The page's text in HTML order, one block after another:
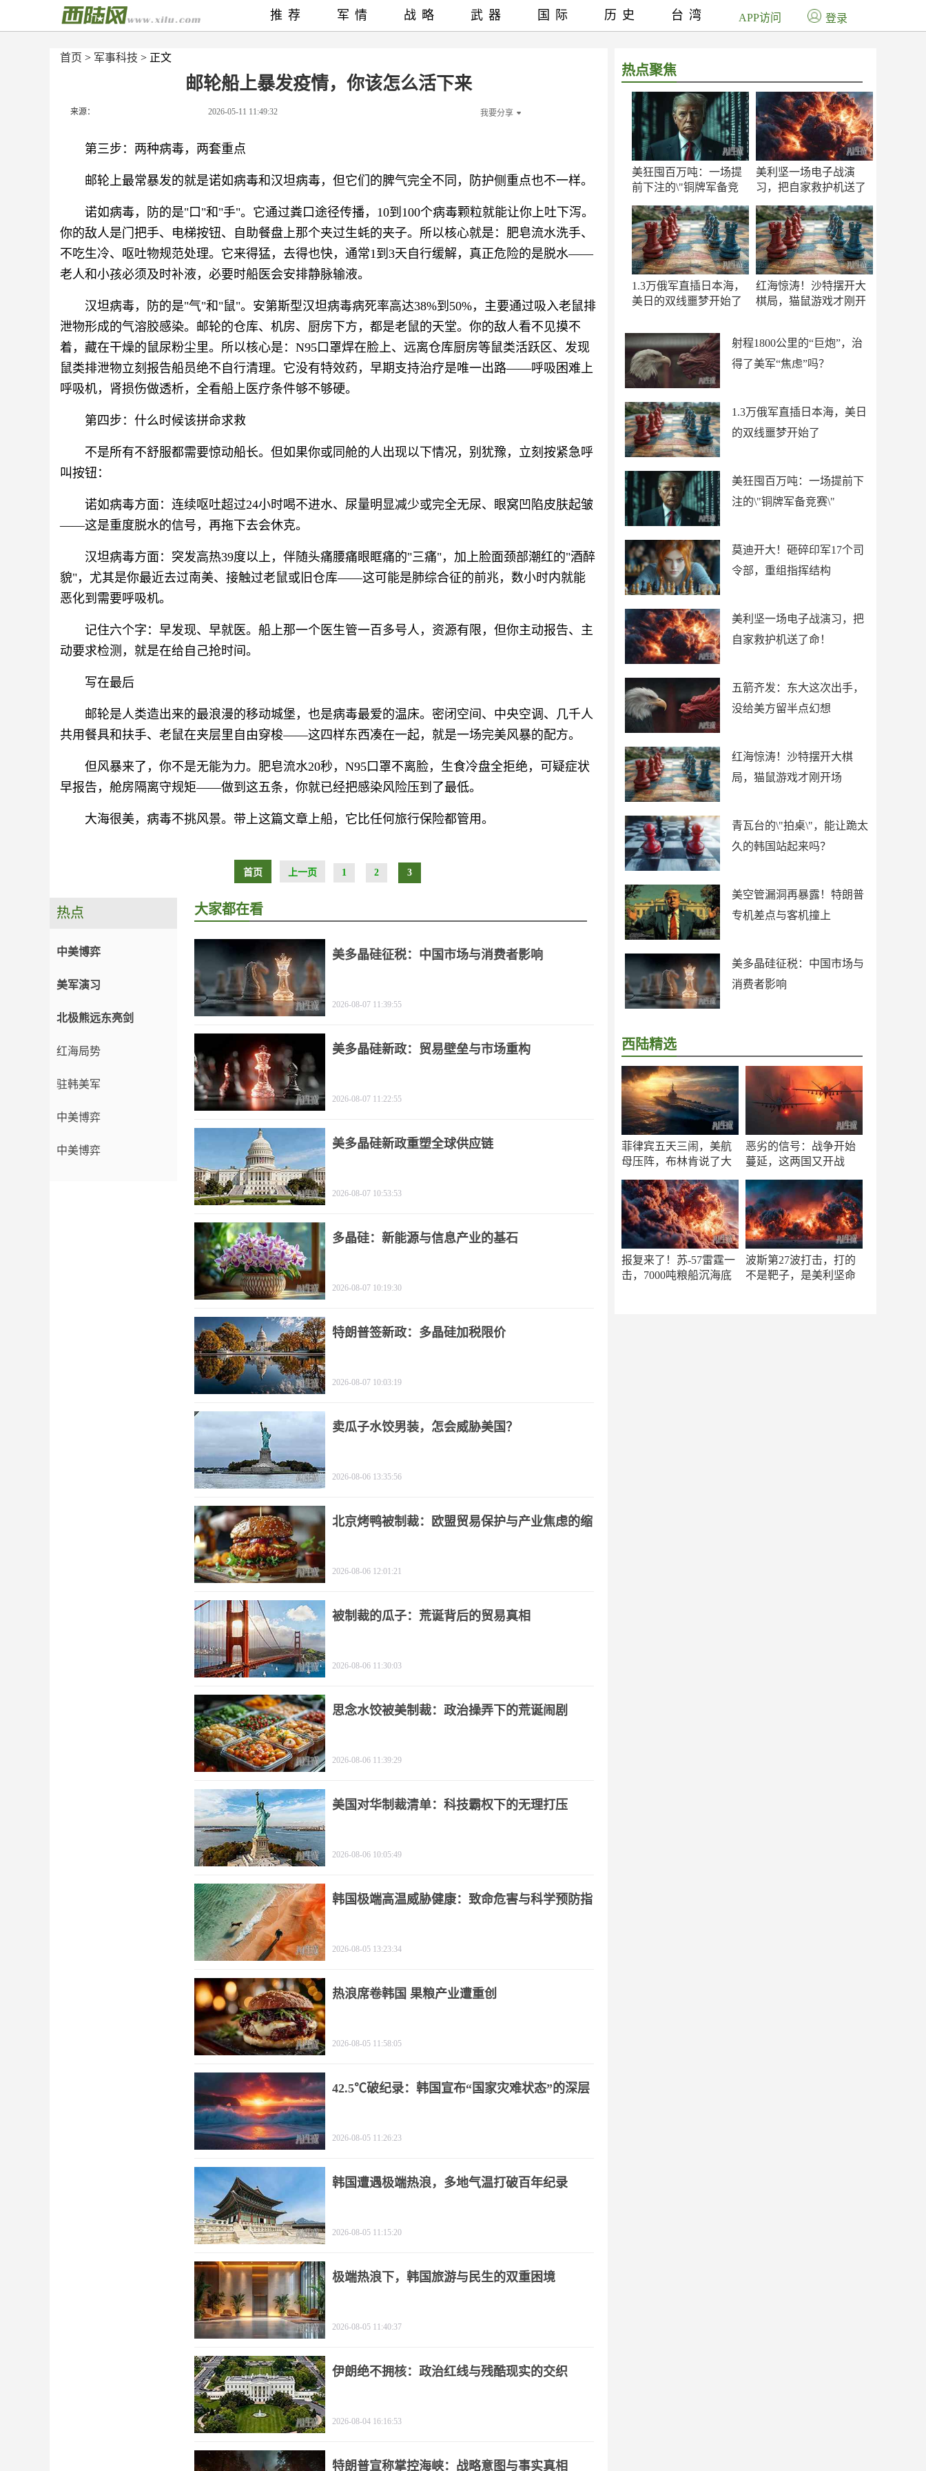
首页 > 军事科技 > 正文
邮轮船上暴发疫情，你该怎么活下来
来源： 2026-05-11 11:49:32 我要分享
第三步：两种病毒，两套重点
邮轮上最常暴发的就是诺如病毒和汉坦病毒，但它们的脾气完全不同，防护侧重点也不一样。
诺如病毒，防的是"口"和"手"。它通过粪口途径传播，10到100个病毒颗粒就能让你上吐下泻。
你的敌人是门把手、电梯按钮、自助餐盘上那个夹过生蚝的夹子。所以核心就是：肥皂流水洗手、
不吃生冷、呕吐物规范处理。它来得猛，去得也快，通常1到3天自行缓解，真正危险的是脱水——
老人和小孩必须及时补液，必要时船医会安排静脉输液。
汉坦病毒，防的是"气"和"鼠"。安第斯型汉坦病毒病死率高达38%到50%，主要通过吸入老鼠排
泄物形成的气溶胶感染。邮轮的仓库、机房、厨房下方，都是老鼠的天堂。你的敌人看不见摸不
着，藏在干燥的鼠尿粉尘里。所以核心是：N95口罩焊在脸上、远离仓库厨房等鼠类活跃区、发现
鼠类排泄物立刻报告船员绝不自行清理。它没有特效药，早期支持治疗是唯一出路——呼吸困难上
呼吸机，肾损伤做透析，全看船上医疗条件够不够硬。
第四步：什么时候该拼命求救
不是所有不舒服都需要惊动船长。但如果你或同舱的人出现以下情况，别犹豫，立刻按紧急呼
叫按钮：
诺如病毒方面：连续呕吐超过24小时喝不进水、尿量明显减少或完全无尿、眼窝凹陷皮肤起皱
——这是重度脱水的信号，再拖下去会休克。
汉坦病毒方面：突发高热39度以上，伴随头痛腰痛眼眶痛的"三痛"，加上脸面颈部潮红的"酒醉
貌"，尤其是你最近去过南美、接触过老鼠或旧仓库——这可能是肺综合征的前兆，数小时内就能
恶化到需要呼吸机。
记住六个字：早发现、早就医。船上那一个医生管一百多号人，资源有限，但你主动报告、主
动要求检测，就是在给自己抢时间。
写在最后
邮轮是人类造出来的最浪漫的移动城堡，也是病毒最爱的温床。密闭空间、中央空调、几千人
共用餐具和扶手、老鼠在夹层里自由穿梭——这四样东西凑在一起，就是一场完美风暴的配方。
但风暴来了，你不是无能为力。肥皂流水20秒，N95口罩不离脸，生食冷盘全拒绝，可疑症状
早报告，舱房隔离守规矩——做到这五条，你就已经把感染风险压到了最低。
大海很美，病毒不挑风景。带上这篇文章上船，它比任何旅行保险都管用。
首页 上一页 1 2 3
热点聚焦
美狂囤百万吨：一场提
前下注的\"铜牌军备竞
美利坚一场电子战演
习，把自家救护机送了
1.3万俄军直插日本海，
美日的双线噩梦开始了
红海惊涛！沙特摆开大
棋局，猫鼠游戏才刚开
射程1800公里的“巨炮”，治
得了美军“焦虑”吗？
1.3万俄军直插日本海，美日
的双线噩梦开始了
美狂囤百万吨：一场提前下
注的\"铜牌军备竞赛\"
莫迪开大！砸碎印军17个司
令部，重组指挥结构
美利坚一场电子战演习，把
自家救护机送了命！
五箭齐发：东大这次出手，
没给美方留半点幻想
红海惊涛！沙特摆开大棋
局，猫鼠游戏才刚开场
青瓦台的\"拍桌\"，能让跪太
久的韩国站起来吗？
美空管漏洞再暴露！特朗普
专机差点与客机撞上
美多晶硅征税：中国市场与
消费者影响
西陆精选
菲律宾五天三闹，美航
母压阵，布林肯说了大
恶劣的信号：战争开始
蔓延，这两国又开战
报复来了！苏-57雷霆一
击，7000吨粮船沉海底
波斯第27波打击，打的
不是靶子，是美利坚命
推荐 军情 战略 武器 国际 历史 台湾 APP访问 登录
热点
中美博弈
美军演习
北极熊远东亮剑
红海局势
驻韩美军
中美博弈
中美博弈
大家都在看
美多晶硅征税：中国市场与消费者影响
2026-08-07 11:39:55
美多晶硅新政：贸易壁垒与市场重构
2026-08-07 11:22:55
美多晶硅新政重塑全球供应链
2026-08-07 10:53:53
多晶硅：新能源与信息产业的基石
2026-08-07 10:19:30
特朗普签新政：多晶硅加税限价
2026-08-07 10:03:19
卖瓜子水饺男装，怎会威胁美国？
2026-08-06 13:35:56
北京烤鸭被制裁：欧盟贸易保护与产业焦虑的缩
2026-08-06 12:01:21
被制裁的瓜子：荒诞背后的贸易真相
2026-08-06 11:30:03
思念水饺被美制裁：政治操弄下的荒诞闹剧
2026-08-06 11:39:29
美国对华制裁清单：科技霸权下的无理打压
2026-08-06 10:05:49
韩国极端高温威胁健康：致命危害与科学预防指
2026-08-05 13:23:34
热浪席卷韩国 果粮产业遭重创
2026-08-05 11:58:05
42.5℃破纪录：韩国宣布“国家灾难状态”的深层
2026-08-05 11:26:23
韩国遭遇极端热浪，多地气温打破百年纪录
2026-08-05 11:15:20
极端热浪下，韩国旅游与民生的双重困境
2026-08-05 11:40:37
伊朗绝不拥核：政治红线与残酷现实的交织
2026-08-04 16:16:53
特朗普宣称掌控海峡：战略意图与事实真相